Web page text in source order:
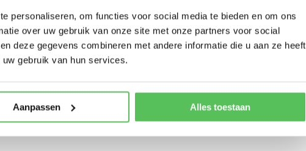
personaliseren, om functies voor social media te bieden en om ons
over uw gebruik van onze site met onze partners voor social
deze gegevens combineren met andere informatie die u aan ze heeft
gebruik van hun services.
Aanpassen Alles toestaan